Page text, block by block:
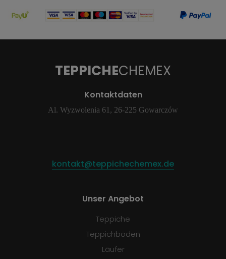
TEPPICHECHEMEX
Kontaktdaten
Al. Wyzwolenia 61, 26-225 Gowarczów
kontakt@teppichechemex.de
Unser Angebot
Teppiche
Teppichböden
Läufer